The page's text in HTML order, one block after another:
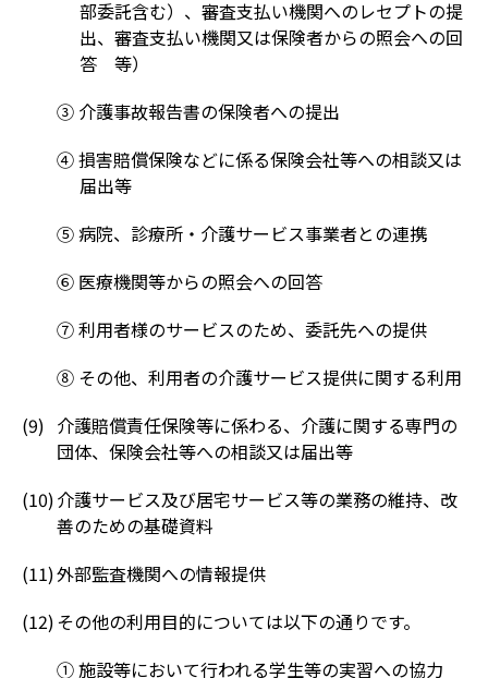
部委託含む）、審査支払い機関へのレセプトの提
出、審査支払い機関又は保険者からの照会への回
答 等）
③ 介護事故報告書の保険者への提出
④ 損害賠償保険などに係る保険会社等への相談又は
届出等
⑤ 病院、診療所・介護サービス事業者との連携
⑥ 医療機関等からの照会への回答
⑦ 利用者様のサービスのため、委託先への提供
⑧ その他、利用者の介護サービス提供に関する利用
介護賠償責任保険等に係わる、介護に関する専門の
団体、保険会社等への相談又は届出等
介護サービス及び居宅サービス等の業務の維持、改
善のための基礎資料
外部監査機関への情報提供
その他の利用目的については以下の通りです。
① 施設等において行われる学生等の実習への協力